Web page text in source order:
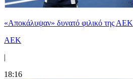
«Αποκάλυψαν» δυνατό φιλικό της ΑΕΚ
ΑΕΚ
|
18:16